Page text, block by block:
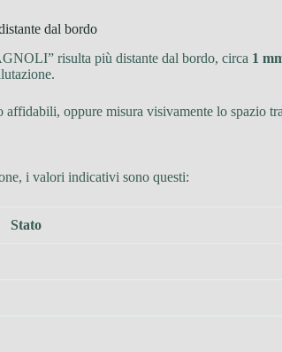
dal bordo
risulta più distante dal bordo, circa 1
oppure misura visivamente lo spazio
i valori indicativi sono questi:
Stato